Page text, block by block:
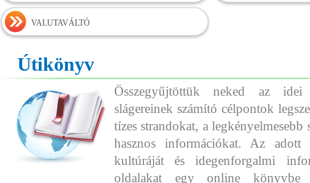
VALUTAVÁLTÓ
Útikönyv
Összegyűjtöttük neked az idei
slágereinek számító célpontok
tízes strandokat, a legkényelmesebb
hasznos információkat. Az adott
kultúráját és idegenforgalmi
oldalakat egy online könyvbe